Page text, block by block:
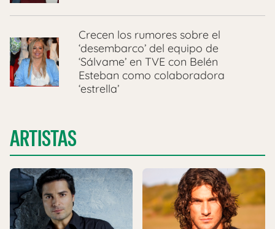
Crecen los rumores sobre el
‘desembarco’ del equipo de
‘Sálvame’ en TVE con Belén
Esteban como colaboradora
‘estrella’
ARTISTAS